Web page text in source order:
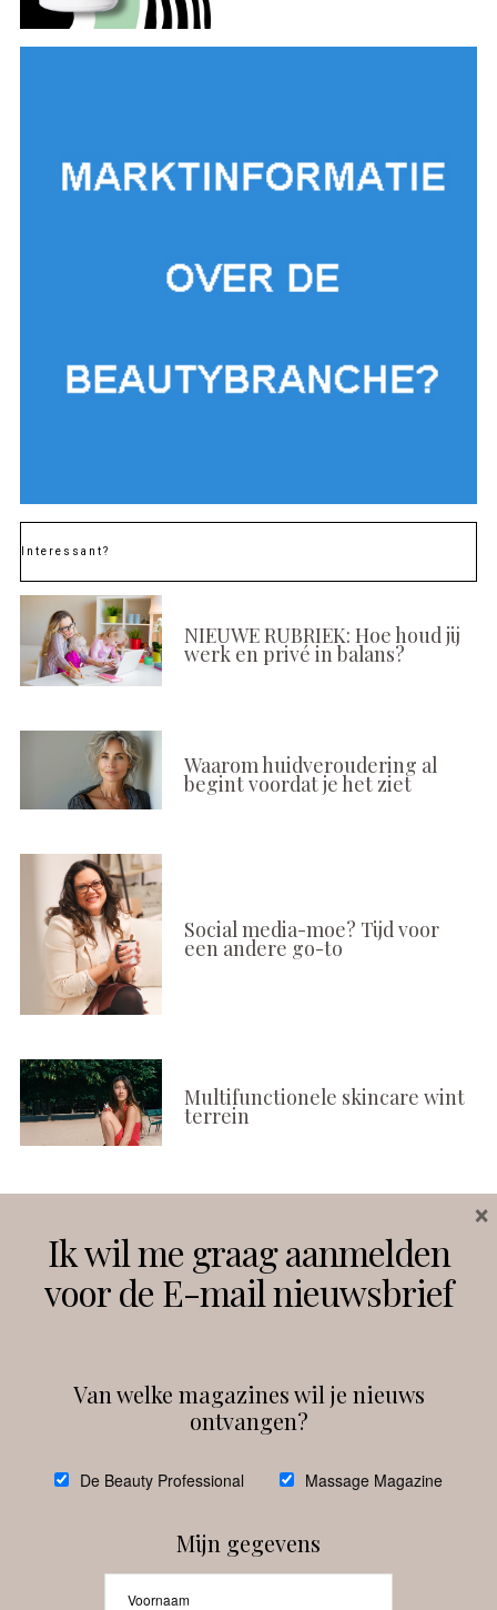
Interessant?
NIEUWE RUBRIEK: Hoe houd jij
werk en privé in balans?
Waarom huidveroudering al
begint voordat je het ziet
Social media-moe? Tijd voor
een andere go-to
Multifunctionele skincare wint
terrein
Instagram Facebook
debeautyprofessional
Ik wil me graag aanmelden
voor de E-mail nieuwsbrief
Van welke magazines wil je nieuws
ontvangen?
De Beauty Professional Massage Magazine
Mijn gegevens
×